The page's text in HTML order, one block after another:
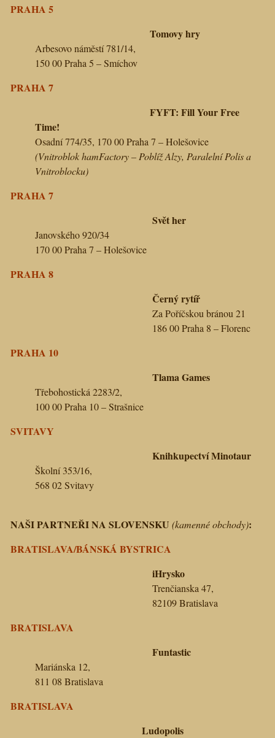
PRAHA 5
Tomovy hry
Arbesovo náměstí 781/14,
150 00 Praha 5 – Smíchov
PRAHA 7
FYFT: Fill Your Free
Time!
Osadní 774/35, 170 00 Praha 7 – Holešovice
(Vnitroblok hamFactory – Poblíž Alzy, Paralelní Polis a
Vnitroblocku)
PRAHA 7
Svět her
Janovského 920/34
170 00 Praha 7 – Holešovice
PRAHA 8
Černý rytíř
Za Poříčskou bránou 21
186 00 Praha 8 – Florenc
PRAHA 10
Tlama Games
Třebohostická 2283/2,
100 00 Praha 10 – Strašnice
SVITAVY
Knihkupectví Minotaur
Školní 353/16,
568 02 Svitavy
NAŠI PARTNEŘI NA SLOVENSKU (kamenné obchody):
BRATISLAVA/BÁNSKÁ BYSTRICA
iHrysko
Trenčianska 47,
82109 Bratislava
BRATISLAVA
Funtastic
Mariánska 12,
811 08 Bratislava
BRATISLAVA
Ludopolis